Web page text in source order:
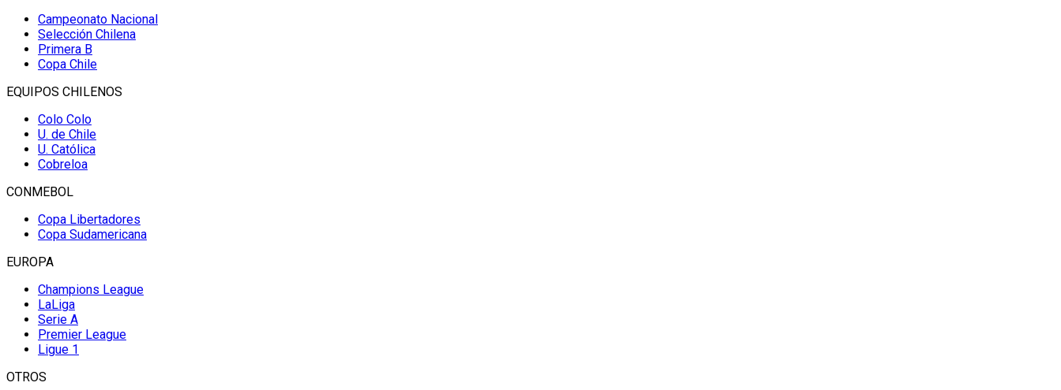
Campeonato Nacional
Selección Chilena
Primera B
Copa Chile
EQUIPOS CHILENOS
Colo Colo
U. de Chile
U. Católica
Cobreloa
CONMEBOL
Copa Libertadores
Copa Sudamericana
EUROPA
Champions League
LaLiga
Serie A
Premier League
Ligue 1
OTROS